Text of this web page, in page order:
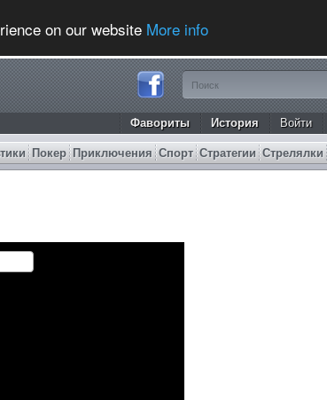
on our website More info
Фавориты История Войти
Покер Приключения Спорт Стратегии Стрелялки